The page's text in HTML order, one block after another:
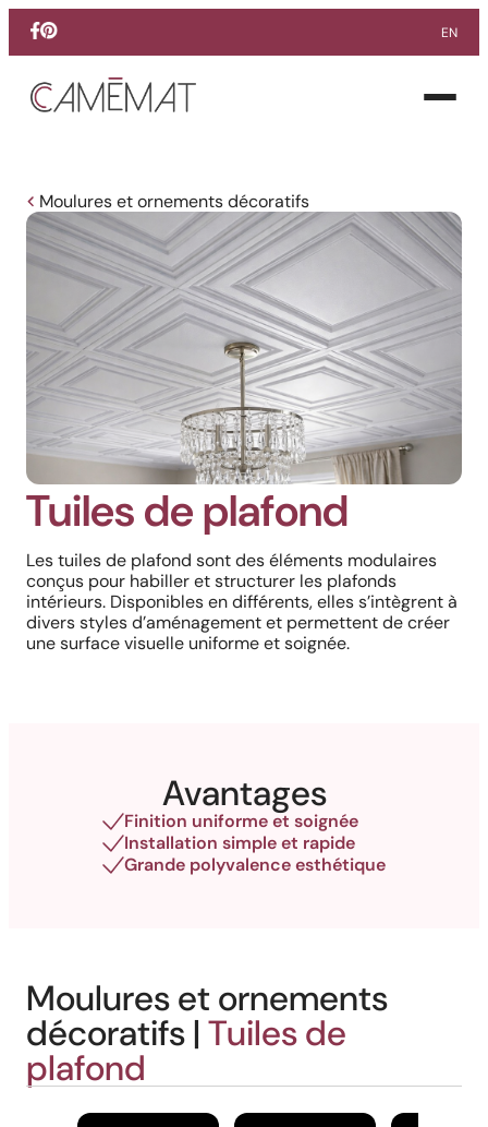
Facebook
Instagram
Pinterest EN
Ouvrir
Moulures et ornements décoratifs
Tuiles de plafond
Les tuiles de plafond sont des éléments modulaires
conçus pour habiller et structurer les plafonds
intérieurs. Disponibles en différents, elles s’intègrent à
divers styles d’aménagement et permettent de créer
une surface visuelle uniforme et soignée.
Avantages
Finition uniforme et soignée
Installation simple et rapide
Grande polyvalence esthétique
Moulures et ornements
décoratifs | Tuiles de
plafond